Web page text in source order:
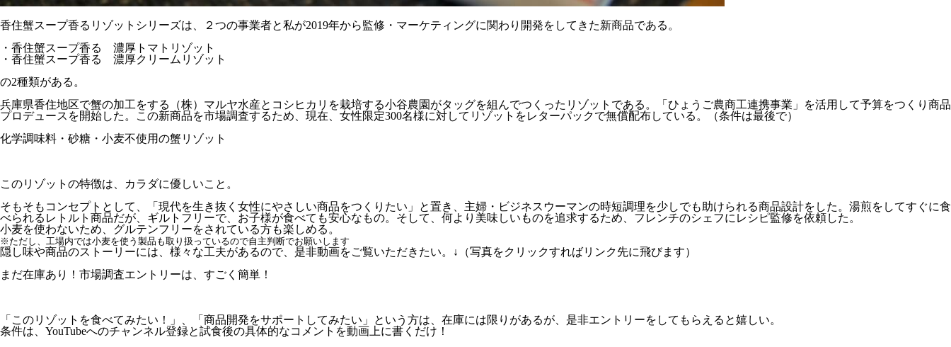
香住蟹スープ香るリゾットシリーズは、２つの事業者と私が2019年から監修・マーケティングに関わり開発をしてきた新商品である。
・香住蟹スープ香る 濃厚トマトリゾット
・香住蟹スープ香る 濃厚クリームリゾット
の2種類がある。
兵庫県香住地区で蟹の加工をする（株）マルヤ水産とコシヒカリを栽培する小谷農園がタッグを組んでつくったリゾットである。「ひょうご農商工連携事業」を活用して予算をつくり商品
プロデュースを開始した。この新商品を市場調査するため、現在、女性限定300名様に対してリゾットをレターパックで無償配布している。（条件は最後で）
化学調味料・砂糖・小麦不使用の蟹リゾット
このリゾットの特徴は、カラダに優しいこと。
そもそもコンセプトとして、「現代を生き抜く女性にやさしい商品をつくりたい」と置き、主婦・ビジネスウーマンの時短調理を少しでも助けられる商品設計をした。湯煎をしてすぐに食
べられるレトルト商品だが、ギルトフリーで、お子様が食べても安心なもの。そして、何より美味しいものを追求するため、フレンチのシェフにレシピ監修を依頼した。
小麦を使わないため、グルテンフリーをされている方も楽しめる。
※ただし、工場内では小麦を使う製品も取り扱っているので自主判断でお願いします
隠し味や商品のストーリーには、様々な工夫があるので、是非動画をご覧いただきたい。↓（写真をクリックすればリンク先に飛びます）
まだ在庫あり！市場調査エントリーは、すごく簡単！
「このリゾットを食べてみたい！」、「商品開発をサポートしてみたい」という方は、在庫には限りがあるが、是非エントリーをしてもらえると嬉しい。
条件は、YouTubeへのチャンネル登録と試食後の具体的なコメントを動画上に書くだけ！